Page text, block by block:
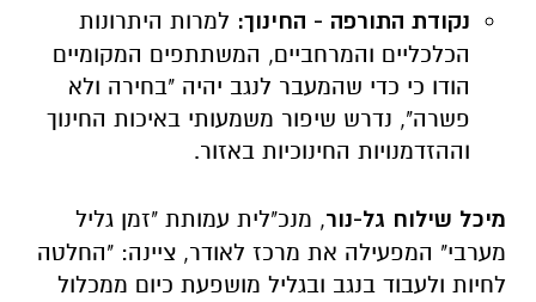
נקודת התורפה - החינוך: למרות היתרונות
הכלכליים והמרחביים, המשתתפים המקומיים
הודו כי כדי שהמעבר לנגב יהיה "בחירה ולא
פשרה", נדרש שיפור משמעותי באיכות החינוך
וההזדמנויות החינוכיות באזור.
מיכל שילוח גל-נור, מנכ"לית עמותת "זמן גליל
מערבי" המפעילה את מרכז לאודר, ציינה: "החלטה
לחיות ולעבוד בנגב ובגליל מושפעת כיום ממכלול